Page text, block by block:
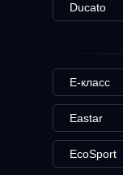
Ducato
E-класс
Eastar
EcoSport